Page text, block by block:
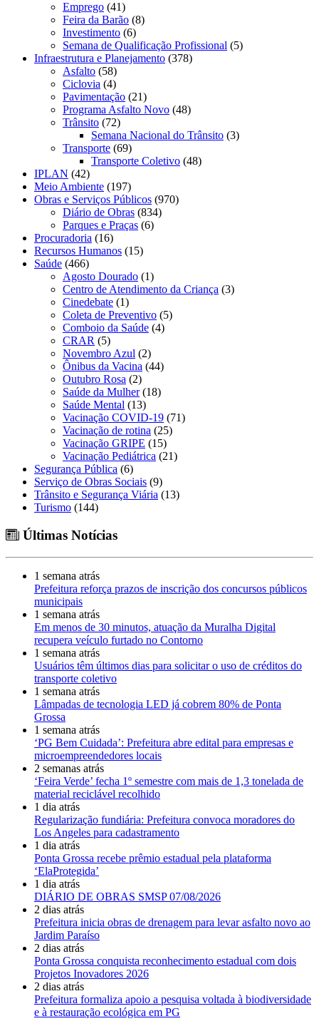
Emprego (41)
Feira da Barão (8)
Investimento (6)
Semana de Qualificação Profissional (5)
Infraestrutura e Planejamento (378)
Asfalto (58)
Ciclovia (4)
Pavimentação (21)
Programa Asfalto Novo (48)
Trânsito (72)
Semana Nacional do Trânsito (3)
Transporte (69)
Transporte Coletivo (48)
IPLAN (42)
Meio Ambiente (197)
Obras e Serviços Públicos (970)
Diário de Obras (834)
Parques e Praças (6)
Procuradoria (16)
Recursos Humanos (15)
Saúde (466)
Agosto Dourado (1)
Centro de Atendimento da Criança (3)
Cinedebate (1)
Coleta de Preventivo (5)
Comboio da Saúde (4)
CRAR (5)
Novembro Azul (2)
Ônibus da Vacina (44)
Outubro Rosa (2)
Saúde da Mulher(18)
Saúde Mental (13)
Vacinação COVID-19 (71)
Vacinação de rotina (25)
Vacinação GRIPE (15)
Vacinação Pediátrica (21)
Segurança Pública (6)
Serviço de Obras Sociais (9)
Trânsito e Segurança Viária (13)
Turismo (144)
Últimas Notícias
1 semana atrás
Prefeitura reforça prazos de inscrição dos concursos públicos
municipais
1 semana atrás
Em menos de 30 minutos, atuação da Muralha Digital
recupera veículo furtado no Contorno
1 semana atrás
Usuários têm últimos dias para solicitar o uso de créditos do
transporte coletivo
1 semana atrás
Lâmpadas de tecnologia LED já cobrem 80% de Ponta
Grossa
1 semana atrás
‘PG Bem Cuidada’: Prefeitura abre edital para empresas e
microempreendedores locais
2 semanas atrás
‘Feira Verde’ fecha 1º semestre com mais de 1,3 tonelada de
material reciclável recolhido
1 dia atrás
Regularização fundiária: Prefeitura convoca moradores do
Los Angeles para cadastramento
1 dia atrás
Ponta Grossa recebe prêmio estadual pela plataforma
‘ElaProtegida’
1 dia atrás
DIÁRIO DE OBRAS SMSP 07/08/2026
2 dias atrás
Prefeitura inicia obras de drenagem para levar asfalto novo ao
Jardim Paraíso
2 dias atrás
Ponta Grossa conquista reconhecimento estadual com dois
Projetos Inovadores 2026
2 dias atrás
Prefeitura formaliza apoio a pesquisa voltada à biodiversidade
e à restauração ecológica em PG